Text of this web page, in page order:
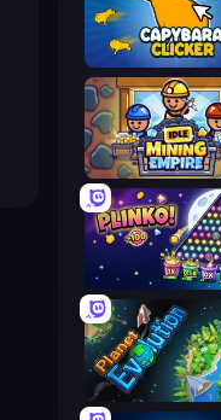
Capybara Clicker
Idle Mining Empire
PLINKO!